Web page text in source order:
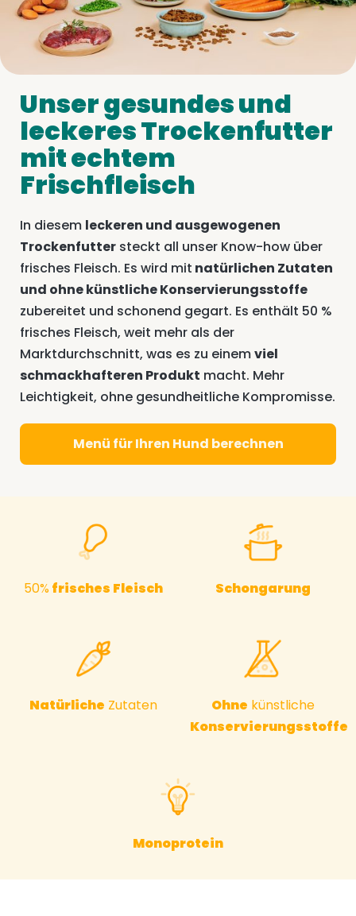
Unser gesundes und
leckeres Trockenfutter
mit echtem
Frischfleisch
In diesem leckeren und ausgewogenen
Trockenfutter steckt all unser Know-how über
frisches Fleisch. Es wird mit natürlichen Zutaten
und ohne künstliche Konservierungsstoffe
zubereitet und schonend gegart. Es enthält 50 %
frisches Fleisch, weit mehr als der
Marktdurchschnitt, was es zu einemviel
schmackhafteren Produkt macht. Mehr
Leichtigkeit, ohne gesundheitliche Kompromisse.
Menü für Ihren Hund berechnen
50% frisches Fleisch Schongarung
Natürliche Zutaten Ohne künstliche
Konservierungsstoffe
Monoprotein